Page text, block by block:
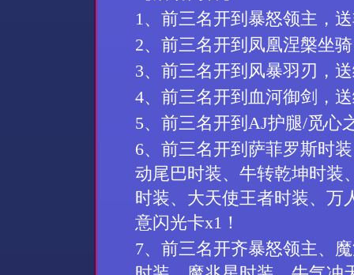
1、前三名开到暴怒领主，
2、前三名开到凤凰涅槃坐
3、前三名开到风暴羽刃，
4、前三名开到 血河御剑 ，
5、前三名开到 AJ护腿/觅心
6、前三名开到萨菲罗斯时
动尾巴时装、 牛转乾坤时装
时装、大天使王者时装、万
意闪光卡x1 ！
7、前三名开齐暴怒领主、